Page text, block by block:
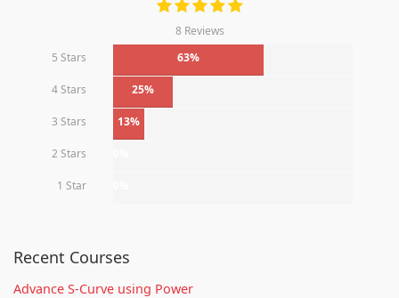
8 Reviews
5 Stars
63%
4 Stars 25%
3 Stars 13%
2 Stars
1 Star
Recent Courses
Advance S-Curve using Power